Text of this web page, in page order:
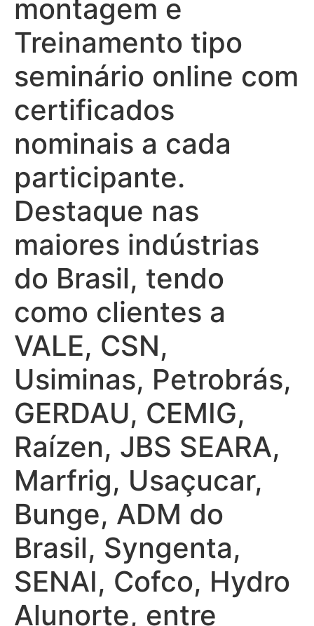
montagem e
Treinamento tipo
seminário online com
certificados
nominais a cada
participante.
Destaque nas
maiores indústrias
do Brasil, tendo
como clientes a
VALE, CSN,
Usiminas, Petrobrás,
GERDAU, CEMIG,
Raízen, JBS SEARA,
Marfrig, Usaçucar,
Bunge, ADM do
Brasil, Syngenta,
SENAI, Cofco, Hydro
Alunorte, entre